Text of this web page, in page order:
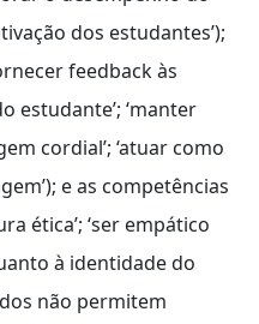
dos estudantes’);
feedback às
estudante’; ‘manter
cordial’; ‘atuar como
e as competências
ética’; ‘ser empático
à identidade do
não permitem